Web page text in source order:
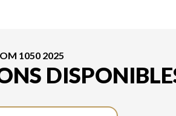
1050 2025